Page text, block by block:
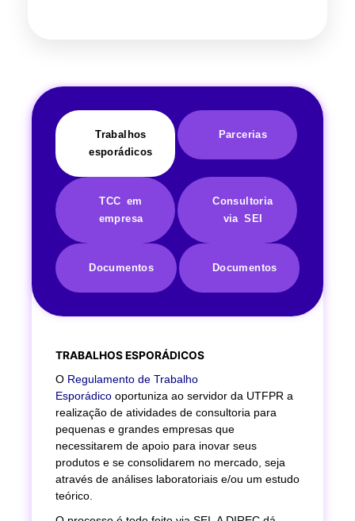
Trabalhos
esporádicos
Parcerias
TCC em
empresa
Consultoria
via SEI
Documentos Documentos
TRABALHOS ESPORÁDICOS
O Regulamento de Trabalho
Esporádico oportuniza ao servidor da UTFPR a
realização de atividades de consultoria para
pequenas e grandes empresas que
necessitarem de apoio para inovar seus
produtos e se consolidarem no mercado, seja
através de análises laboratoriais e/ou um estudo
teórico.